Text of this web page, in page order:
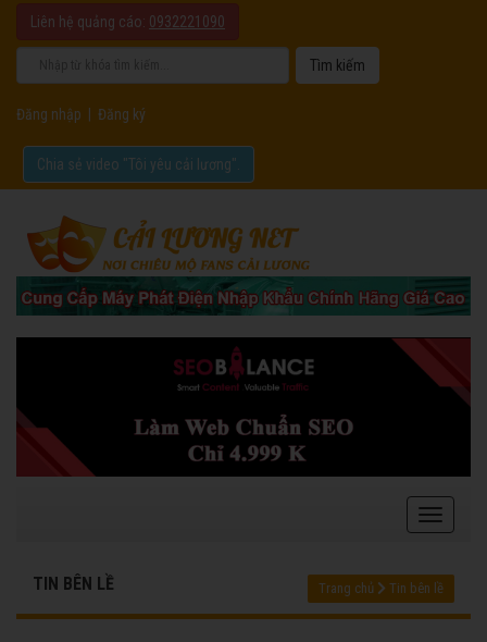
Liên hệ quảng cáo: 0932221090
Đăng nhập Đăng ký
Chia sẻ video "Tôi yêu cải lương".
TIN BÊN LỀ Trang chủ Tin bên lề